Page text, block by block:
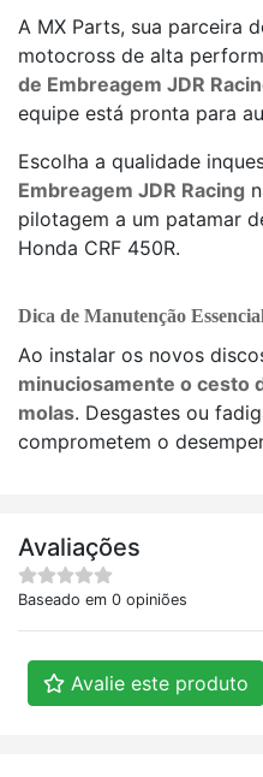
A MX Parts, sua parceira
motocross de alta
de Embreagem JDR
equipe está pronta para
Escolha a qualidade
Embreagem JDR Racing
pilotagem a um patamar
Honda CRF 450R.
Dica de Manutenção
Ao instalar os novos
minuciosamente o cesto
molas. Desgastes ou
comprometem o
Avaliações
Baseado em 0 opiniões
Avalie este produto